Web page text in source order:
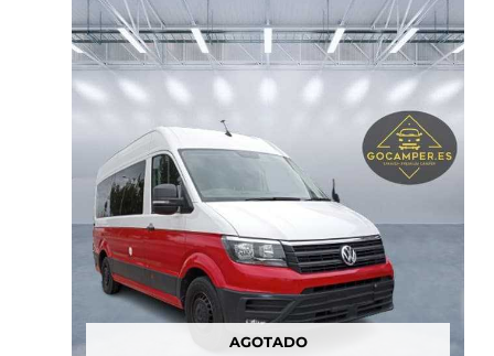
AGOTADO
precio
original
era:
86,900.00€.
precio
actual
es:
44,900.00€.